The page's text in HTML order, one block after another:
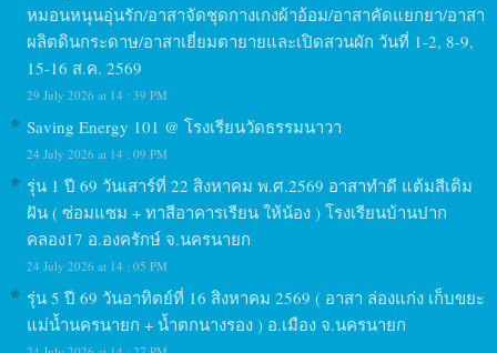
หมอนหนุนอุ่นรัก/อาสาจัดชุดกางเกงผ้าอ้อม/อาสาคัดแยกยา/อาสา
ผลิตดินกระดาษ/อาสาเยี่ยมตายายและเปิดสวนผัก วันที่ 1-2, 8-9,
15-16 ส.ค. 2569
29 July 2026 at 14 : 39 PM
Saving Energy 101 @ โรงเรียนวัดธรรมนาวา
24 July 2026 at 14 : 09 PM
รุ่น 1 ปี 69 วันเสาร์ที่ 22 สิงหาคม พ.ศ.2569 อาสาทำดี แต้มสีเติม
ฝัน ( ซ่อมแซม + ทาสีอาคารเรียน ให้น้อง ) โรงเรียนบ้านปาก
คลอง17 อ.องครักษ์ จ.นครนายก
24 July 2026 at 14 : 05 PM
รุ่น 5 ปี 69 วันอาทิตย์ที่ 16 สิงหาคม 2569 ( อาสา ล่องแก่ง เก็บขยะ
แม่น้ำนครนายก + น้ำตกนางรอง ) อ.เมือง จ.นครนายก